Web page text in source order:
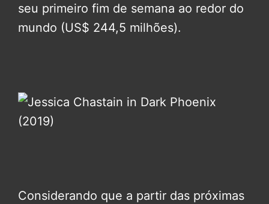
seu primeiro fim de semana ao redor do
mundo (US$ 244,5 milhões).
Considerando que a partir das próximas